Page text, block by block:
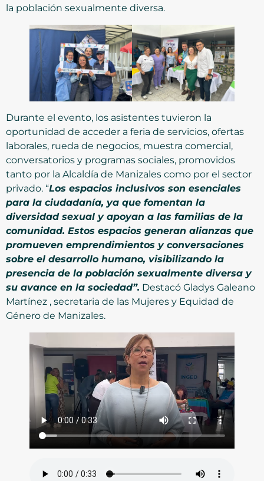
la población sexualmente diversa.
Durante el evento, los asistentes tuvieron la
oportunidad de acceder a feria de servicios, ofertas
laborales, rueda de negocios, muestra comercial,
conversatorios y programas sociales, promovidos
tanto por la Alcaldía de Manizales como por el sector
privado. “Los espacios inclusivos son esenciales
para la ciudadanía, ya que fomentan la
diversidad sexual y apoyan a las familias de la
comunidad. Estos espacios generan alianzas que
promueven emprendimientos y conversaciones
sobre el desarrollo humano, visibilizando la
presencia de la población sexualmente diversa y
su avance en la sociedad”. Destacó Gladys Galeano
Martínez , secretaria de las Mujeres y Equidad de
Género de Manizales.